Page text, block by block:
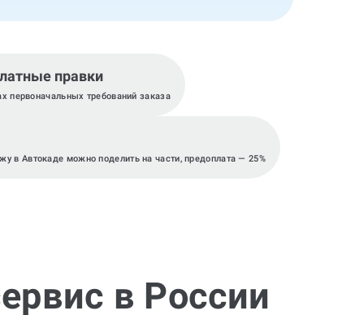
правки
первоначальных требований заказа
в Автокаде можно поделить на части, предоплата — 25%
в России